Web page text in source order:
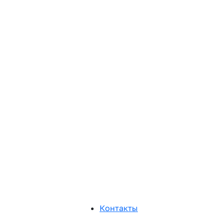
Контакты